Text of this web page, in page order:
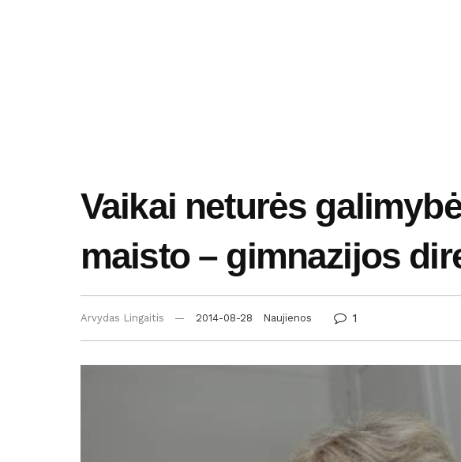
Vaikai neturės
maisto – gimnazijos
Arvydas Lingaitis 2014-08-28 Naujienos 1